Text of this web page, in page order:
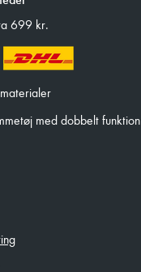
699 kr.
med dobbelt funktion